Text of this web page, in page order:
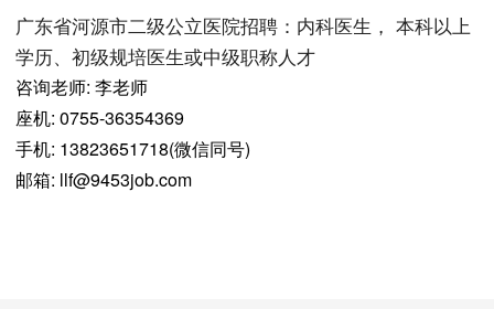
广东省河源市二级公立医院招聘：内科医生， 本科以上
学历、初级规培医生或中级职称人才
咨询老师: 李老师
座机: 0755-36354369
手机: 13823651718(微信同号)
邮箱: llf@9453job.com